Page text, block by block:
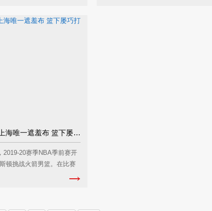
莫泰砍27+11成上海唯一遮羞布 篮下屡巧打卡佩拉
2019-20赛季NBA季前赛开
顿挑战火箭男篮。在比赛